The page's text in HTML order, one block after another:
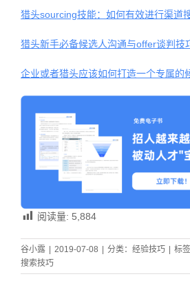
猎头sourcing技能：如何有效进行渠道
猎头新手必备候选人沟通与offer谈判技
企业或者猎头应该如何打造一个专属的
阅读量: 5,884
谷小露 | 2019-07-08 | 分类： 经验技巧 | 标签
搜索技巧